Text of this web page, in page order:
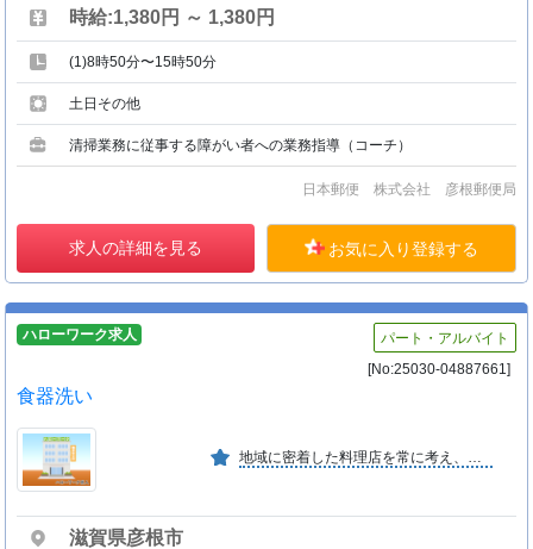
時給:1,380円 ～ 1,380円
(1)8時50分〜15時50分
土日その他
清掃業務に従事する障がい者への業務指導（コーチ）
日本郵便 株式会社 彦根郵便局
求人の詳細を見る お気に入り登録する
ハローワーク求人
パート・アルバイト
[No:25030-04887661]
食器洗い
地域に密着した料理店を常に考え、和食に関しての発信基地になる事を心がけています。四季おりおりの食材を使った懐石料理や松花堂、幕の内等を主軸商品としてがんばっているところです。
滋賀県彦根市